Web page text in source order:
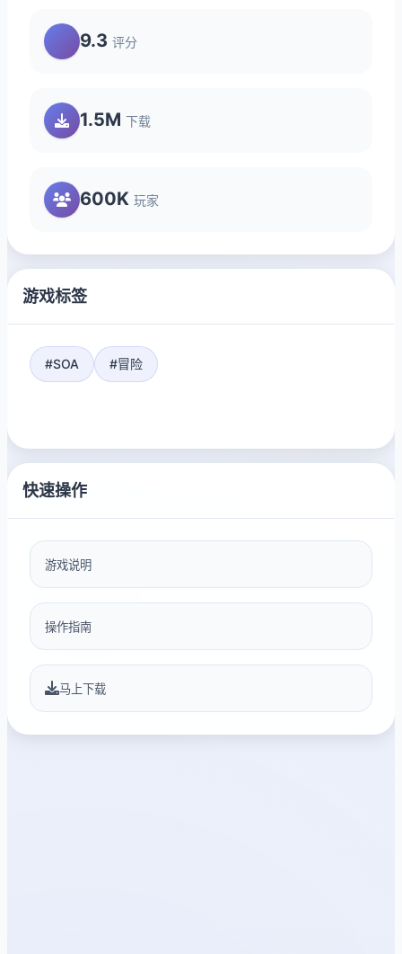
9.3 评分
1.5M 下载
600K 玩家
游戏标签
#SOA #冒险
快速操作
游戏说明
操作指南
马上下载